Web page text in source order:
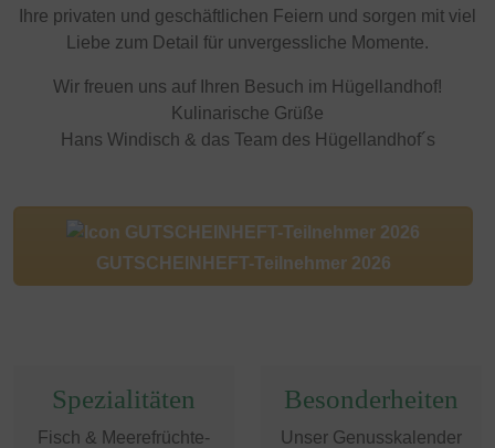
Ihre privaten und geschäftlichen Feiern und sorgen mit viel
Liebe zum Detail für unvergessliche Momente.
Wir freuen uns auf Ihren Besuch im Hügellandhof!
Kulinarische Grüße
Hans Windisch & das Team des Hügellandhof´s
GUTSCHEINHEFT-Teilnehmer 2026
Spezialitäten
Fisch & Meerefrüchte-
Besonderheiten
Unser Genusskalender